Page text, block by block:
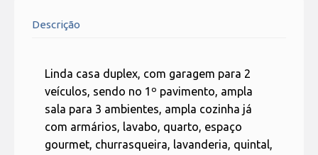
Descrição
Linda casa duplex, com garagem para 2
veículos, sendo no 1º pavimento, ampla
sala para 3 ambientes, ampla cozinha já
com armários, lavabo, quarto, espaço
gourmet, churrasqueira, lavanderia, quintal,